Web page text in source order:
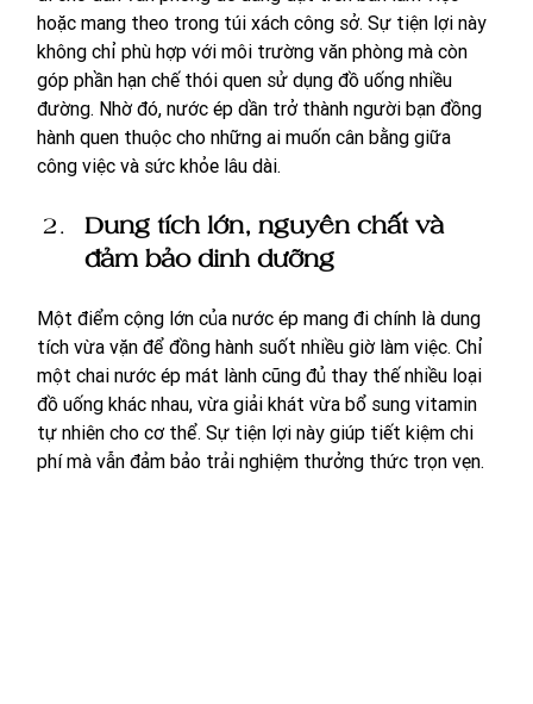
hoặc mang theo trong túi xách công sở. Sự tiện lợi này
không chỉ phù hợp với môi trường văn phòng mà còn
góp phần hạn chế thói quen sử dụng đồ uống nhiều
đường. Nhờ đó, nước ép dần trở thành người bạn đồng
hành quen thuộc cho những ai muốn cân bằng giữa
công việc và sức khỏe lâu dài.
Dung tích lớn, nguyên chất và
đảm bảo dinh dưỡng
Một điểm cộng lớn của nước ép mang đi chính là dung
tích vừa vặn để đồng hành suốt nhiều giờ làm việc. Chỉ
một chai nước ép mát lành cũng đủ thay thế nhiều loại
đồ uống khác nhau, vừa giải khát vừa bổ sung vitamin
tự nhiên cho cơ thể. Sự tiện lợi này giúp tiết kiệm chi
phí mà vẫn đảm bảo trải nghiệm thưởng thức trọn vẹn.